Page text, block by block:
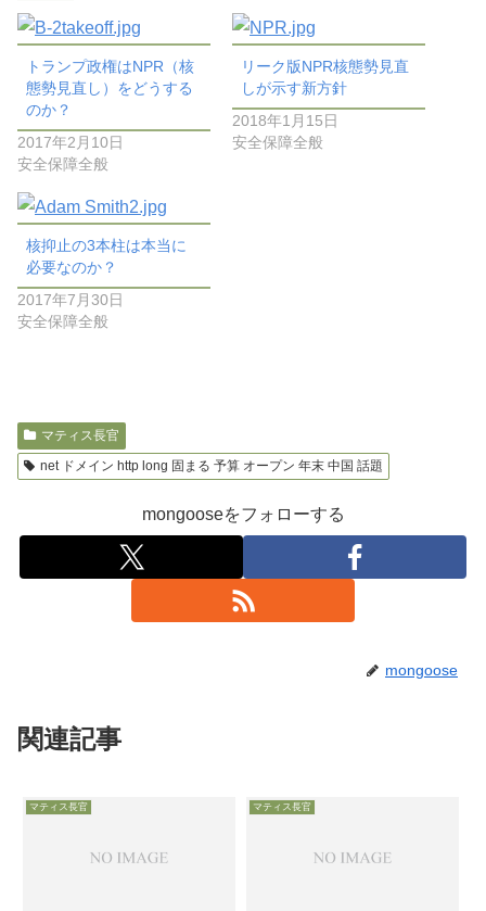
トランプ政権はNPR（核
態勢見直し）をどうする
のか？
2017年2月10日
安全保障全般
リーク版NPR核態勢見直
しが示す新方針
2018年1月15日
安全保障全般
核抑止の3本柱は本当に
必要なのか？
2017年7月30日
安全保障全般
マティス長官
net ドメイン http long 固まる 予算 オープン 年末 中国 話題
mongooseをフォローする
mongoose
関連記事
マティス長官 マティス長官